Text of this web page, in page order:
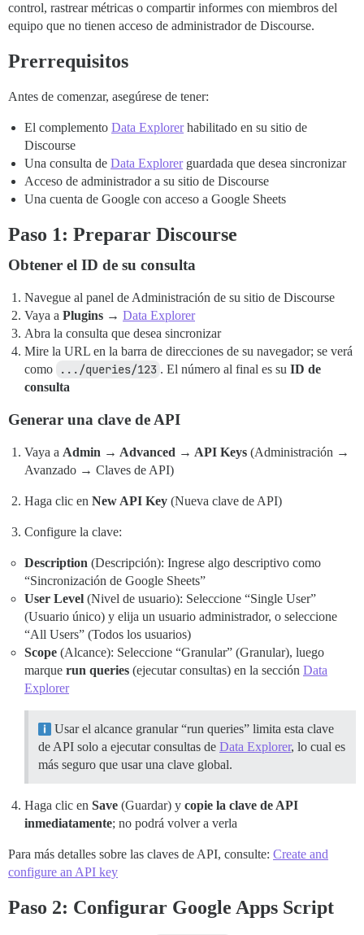
control, rastrear métricas o compartir informes con miembros del
equipo que no tienen acceso de administrador de Discourse.
Prerrequisitos
Antes de comenzar, asegúrese de tener:
El complemento Data Explorerhabilitado en su sitio de
Discourse
Una consulta de Data Explorerguardada que desea sincronizar
Acceso de administrador a su sitio de Discourse
Una cuenta de Google con acceso a Google Sheets
Paso 1: Preparar Discourse
Obtener el ID de su consulta
Navegue al panel de Administración de su sitio de Discourse
Vaya a Plugins → Data Explorer
Abra la consulta que desea sincronizar
Mire la URL en la barra de direcciones de su navegador; se verá
como
.../queries/123 . El número al final es su ID de
consulta
Generar una clave de API
Vaya a Admin → Advanced → API Keys (Administración →
Avanzado → Claves de API)
Haga clic en New API Key (Nueva clave de API)
Configure la clave:
Description (Descripción): Ingrese algo descriptivo como
“Sincronización de Google Sheets”
User Level (Nivel de usuario): Seleccione “Single User”
(Usuario único) y elija un usuario administrador, o seleccione
“All Users” (Todos los usuarios)
Scope (Alcance): Seleccione “Granular” (Granular), luego
marque run queries (ejecutar consultas) en la sección Data
Explorer
Usar el alcance granular “run queries” limita esta clave
de API solo a ejecutar consultas de Data Explorer, lo cual es
más seguro que usar una clave global.
Haga clic en Save (Guardar) y copie la clave de API
inmediatamente; no podrá volver a verla
Para más detalles sobre las claves de API, consulte: Create and
configure an API key
Paso 2: Configurar Google Apps Script